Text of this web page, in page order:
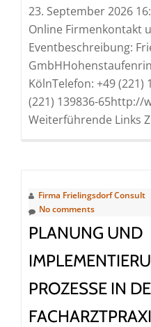
23. September 2026
Online Firmenkontakt
Eventbeschreibung:
KölnTelefon: +49 (221)
(221) 139836-65http://
Weiterführende Links
Firma Frielingsdorf Consult
No comments
PLANUNG UND
PROZESSE IN